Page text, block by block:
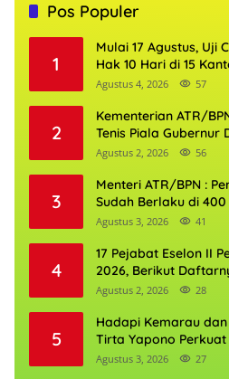
Pos Populer
1
Mulai 17 Agustus, Uji
Hak 10 Hari di 15
Agustus 4, 2026 57
2
Kementerian ATR/
Tenis Piala Gubernur
Agustus 2, 2026 56
3
Menteri ATR/BPN :
Sudah Berlaku di
Agustus 3, 2026 41
4
17 Pejabat Eselon II
2026, Berikut
Agustus 2, 2026 28
5
Hadapi Kemarau
Tirta Yapono
Agustus 3, 2026 27